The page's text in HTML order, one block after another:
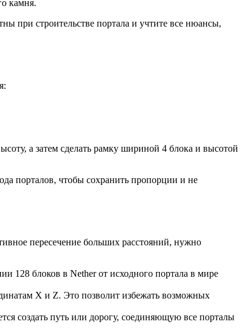
камня.
при строительстве портала и учтите все нюансы,
а затем сделать рамку шириной 4 блока и высотой
порталов, чтобы сохранить пропорции и не
пересечение больших расстояний, нужно
128 блоков в Nether от исходного портала в мире
X и Z. Это позволит избежать возможных
создать путь или дорогу, соединяющую все порталы